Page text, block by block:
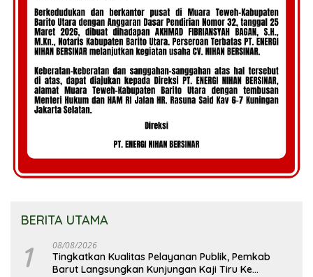
BERITA UTAMA
1 08/08/2026
Tingkatkan Kualitas Pelayanan Publik, Pemkab
Barut Langsungkan Kunjungan Kaji Tiru Ke